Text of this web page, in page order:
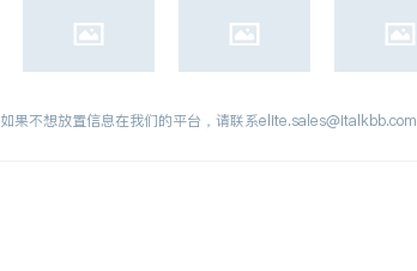
如果不想放置信息在我们的平台，请联系elite.sales@italkbb.com